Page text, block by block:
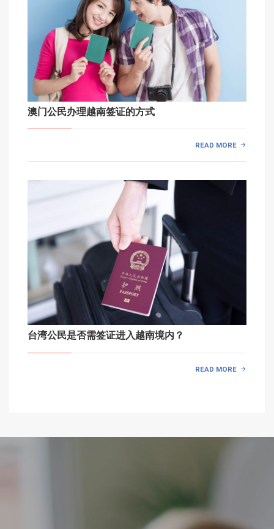
澳门公民办理越南签证的方式
READ MORE
台湾公民是否需签证进入越南境内？
READ MORE